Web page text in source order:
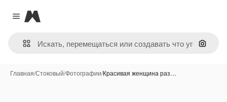
Close menu
Magnific
Поиск
Главная/Стоковый/Фотографии/Красивая женщина раз…